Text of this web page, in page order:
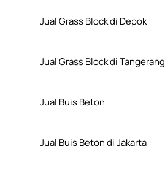
Jual Grass Block di Depok
Jual Grass Block di Tangerang
Jual Buis Beton
Jual Buis Beton di Jakarta